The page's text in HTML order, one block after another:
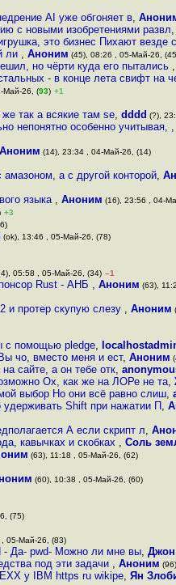
AI уже обгоняет в,
с новыми изобретениями развл,
это бизнес Пихают везде с
ли , Аноним (45), 08:26 , 05-Май-26,
но чёрти куда его пытались ,
- в конце лета свифт на
Май-26, (93) +1
так а всякие там se, dddd (?),
непонятно особенно учитывая, ,
Аноним (14), 23:34 , 04-Май-26, (14)
а с другой конторой,
языка , Аноним (16), 23:56 , 04-
+3
(ok), 13:46 , 05-Май-26, (78)
05:58 , 05-Май-26, (34) –1
Rust - АНБ , Аноним (63),
и протер скупую слезу , Аноним
с помощью pledge,
чо, вместо меня и ест, Аноним
сайте, а он тебе отк,
Ох, как же на ЛОРе не та,
выбор Но они всё равно слиш,
удерживать Shift при нажатии П ,
А если скрипт л,
кавычках и скобках , Соль
(63), 11:18 , 05-Май-26, (62)
(60), 10:38 , 05-Май-26, (60)
(75)
05-Май-26, (83)
- Да- pwd- Можно ли мне вы, Джон
под эти задачи , Аноним
у IBM https ru wikipe, Ян